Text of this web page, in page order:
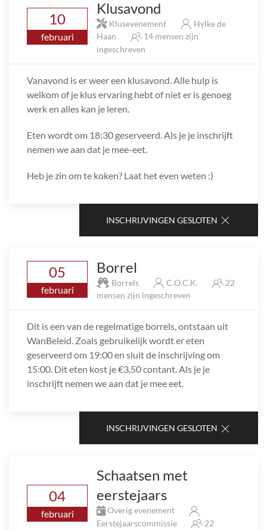
10
februari
Klusavond
Klusevenement
Hylke de
Haan
14 mensen zijn
ingeschreven
Vanavond is er weer een klusavond. Alle hulp is
welkom of je klus ervaring hebt of niet er is genoeg
werk en alles kan je leren.
Eten wordt om 18:30 geserveerd. Als je je inschrijft
nemen we aan dat je mee-eet.
Heb je zin om te koken? Laat het even weten :)
INSCHRIJVINGEN GESLOTEN
05
februari
Borrel
Borrels C.O.C.K.
22
mensen zijn ingeschreven
Dit is een van de regelmatige borrels, ontstaan uit
WanBeleid. Zoals gebruikelijk wordt er eten
geserveerd om 19:00 en sluit de inschrijving om
15:00. Dit eten kost je €3,50 contant. Als je je
inschrijft nemen we aan dat je mee eet.
INSCHRIJVINGEN GESLOTEN
04
februari
Schaatsen met
eerstejaars
Overig evenement
Eerstejaarscommissie
22